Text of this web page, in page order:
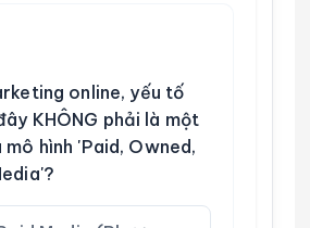
online, yếu tố
KHÔNG phải là một
mô hình 'Paid, Owned,